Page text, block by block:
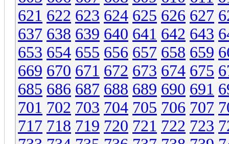
621 622 623 624 625 626 627
637 638 639 640 641 642 643
653 654 655 656 657 658 659
669 670 671 672 673 674 675
685 686 687 688 689 690 691
701 702 703 704 705 706 707
717 718 719 720 721 722 723